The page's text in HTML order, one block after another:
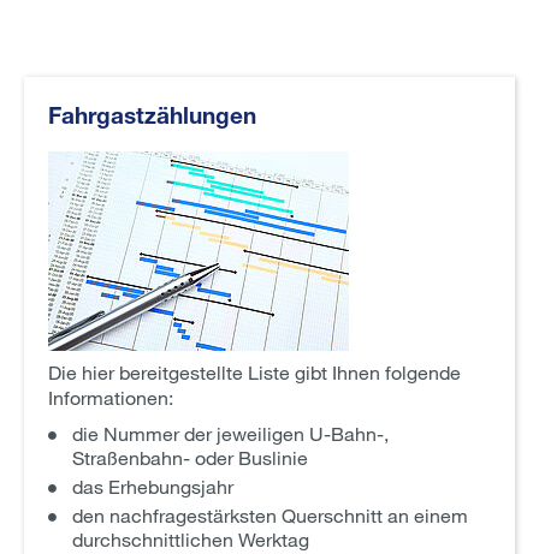
Fahrgastzählungen
Die hier bereitgestellte Liste gibt Ihnen folgende
Informationen:
die Nummer der jeweiligen U-Bahn-,
Straßenbahn- oder Buslinie
das Erhebungsjahr
den nachfragestärksten Querschnitt an einem
durchschnittlichen Werktag